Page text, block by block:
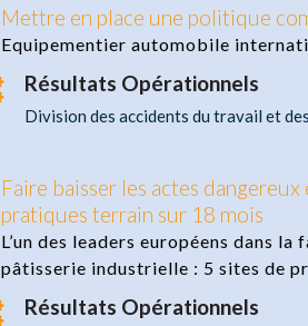
Mettre en place une politique
Equipementier automobile
Résultats Opérationnels
Division des accidents du travail et
Faire baisser les actes
pratiques terrain sur 18 mois
L’un des leaders européens dans
pâtisserie industrielle : 5 sites de
Résultats Opérationnels